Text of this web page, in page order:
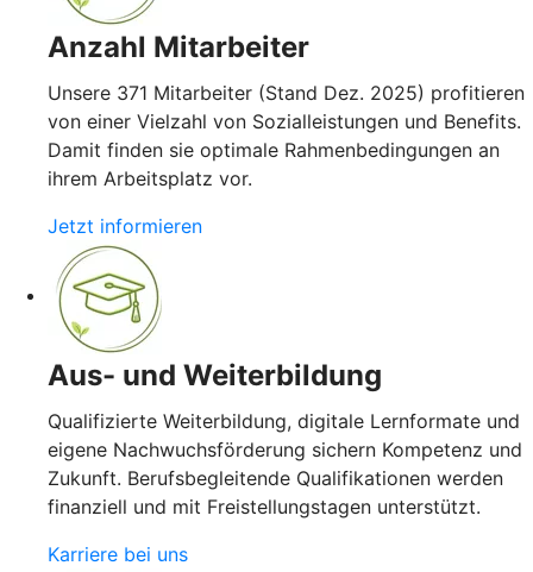
Anzahl Mitarbeiter
Unsere 371 Mitarbeiter (Stand Dez. 2025) profitieren
von einer Vielzahl von Sozialleistungen und Benefits.
Damit finden sie optimale Rahmenbedingungen an
ihrem Arbeitsplatz vor.
Jetzt informieren
Aus- und Weiterbildung
Qualifizierte Weiterbildung, digitale Lernformate und
eigene Nachwuchsförderung sichern Kompetenz und
Zukunft. Berufsbegleitende Qualifikationen werden
finanziell und mit Freistellungstagen unterstützt.
Karriere bei uns